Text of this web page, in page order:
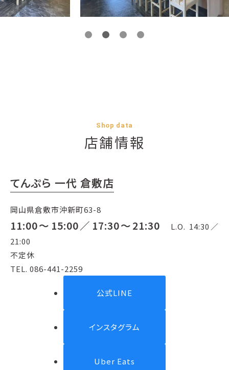
Shop data
店舗情報
てんぷら 一代 倉敷店
岡山県倉敷市沖新町63-8
11:00〜15:00／17:30～21:30 L.O. 14:30／
21:00
不定休
TEL. 086-441-2259
公式LINE
インスタグラム
Uber Eats